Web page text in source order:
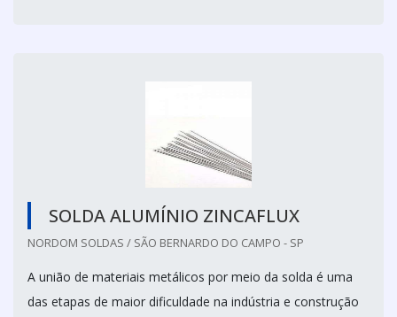
SOLDA ALUMÍNIO ZINCAFLUX
NORDOM SOLDAS / SÃO BERNARDO DO CAMPO - SP
A união de materiais metálicos por meio da solda é uma
das etapas de maior dificuldade na indústria e construção